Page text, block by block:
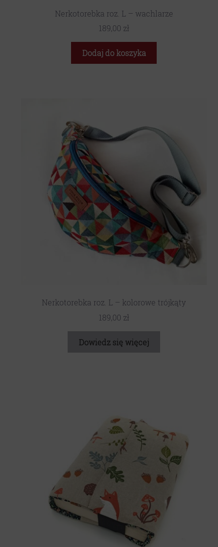
Nerkotorebka roz. L – wachlarze
189,00 zł
Dodaj do koszyka
Nerkotorebka roz. L – kolorowe trójkąty
189,00 zł
Dowiedz się więcej